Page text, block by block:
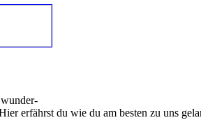
erfährst du wie du am besten zu uns